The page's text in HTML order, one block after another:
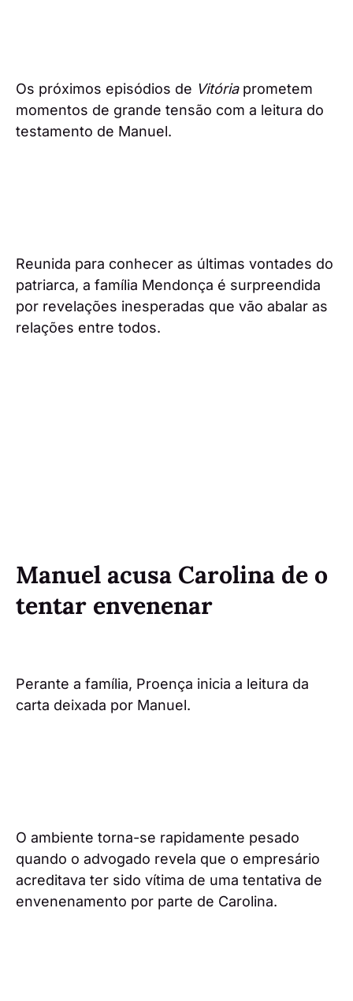
Os próximos episódios de Vitóriaprometem
momentos de grande tensão com a leitura do
testamento de Manuel.
Reunida para conhecer as últimas vontades do
patriarca, a família Mendonça é surpreendida
por revelações inesperadas que vão abalar as
relações entre todos.
Manuel acusa Carolina de o
tentar envenenar
Perante a família, Proença inicia a leitura da
carta deixada por Manuel.
O ambiente torna-se rapidamente pesado
quando o advogado revela que o empresário
acreditava ter sido vítima de uma tentativa de
envenenamento por parte de Carolina.